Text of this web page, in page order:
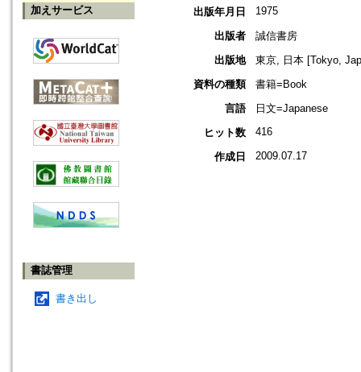
加えサービス
書誌管理
書き出し
出版年月日
1975
出版者
誠信書房
出版地
東京, 日本 [Tokyo,
資料の種類
書籍=Book
言語
日文=Japanese
ヒット数
416
作成日 2009.07.17